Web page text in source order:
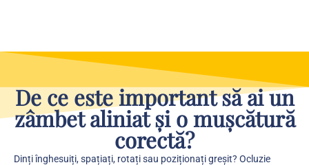
De ce este important să ai un
zâmbet aliniat și o mușcătură
corectă?
Dinți înghesuiți, spațiați, rotați sau poziționați greșit? Ocluzie